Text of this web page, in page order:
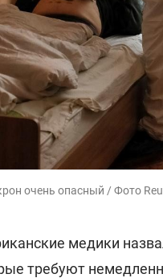
очень опасный / Фото
медики
требуют